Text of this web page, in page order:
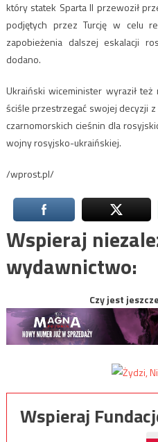
który statek Sparta II przewoził
podjętych przez Turcję w celu
zapobieżenia dalszej eskalacji
dodano.
Ukraiński wiceminister wyraził
ściśle przestrzegać swojej decyzji
czarnomorskich cieśnin dla
wojny rosyjsko-ukraińskiej.
/wprost.pl/
Wspieraj
wydawnictwo:
Czy jest
Wspieraj